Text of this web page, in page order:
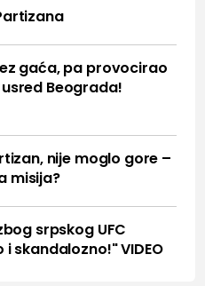
gaća, pa provocirao
Beograda!
nije moglo gore –
misija?
srpskog UFC
skandalozno!" VIDEO